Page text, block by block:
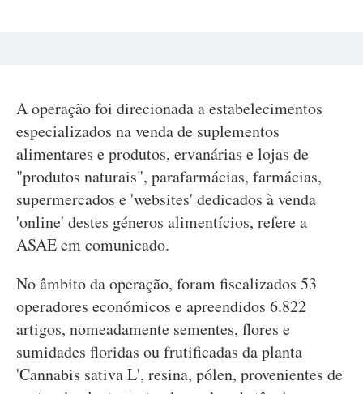
A operação foi direcionada a estabelecimentos
especializados na venda de suplementos
alimentares e produtos, ervanárias e lojas de
"produtos naturais", parafarmácias, farmácias,
supermercados e 'websites' dedicados à venda
'online' destes géneros alimentícios, refere a
ASAE em comunicado.
No âmbito da operação, foram fiscalizados 53
operadores económicos e apreendidos 6.822
artigos, nomeadamente sementes, flores e
sumidades floridas ou frutificadas da planta
'Cannabis sativa L', resina, pólen, provenientes de